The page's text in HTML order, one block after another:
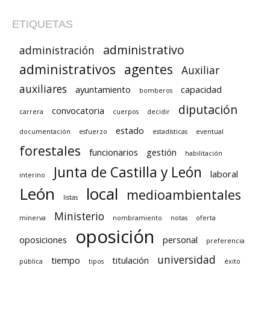
ETIQUETAS
administración administrativo
administrativos agentes
Auxiliar
auxiliares
ayuntamiento bomberos capacidad
carrera convocatoria cuerpos decidir diputación
documentación esfuerzo estado estadísticas eventual
forestales funcionarios gestión habilitación
interino Junta de Castilla y León laboral
León listas local medioambientales
minerva Ministerio nombramiento notas oferta
oposiciones oposición personal preferencia
pública tiempo tipos titulación universidad éxito